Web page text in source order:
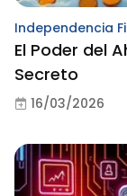
Independencia
El Poder del
Secreto
16/03/2026